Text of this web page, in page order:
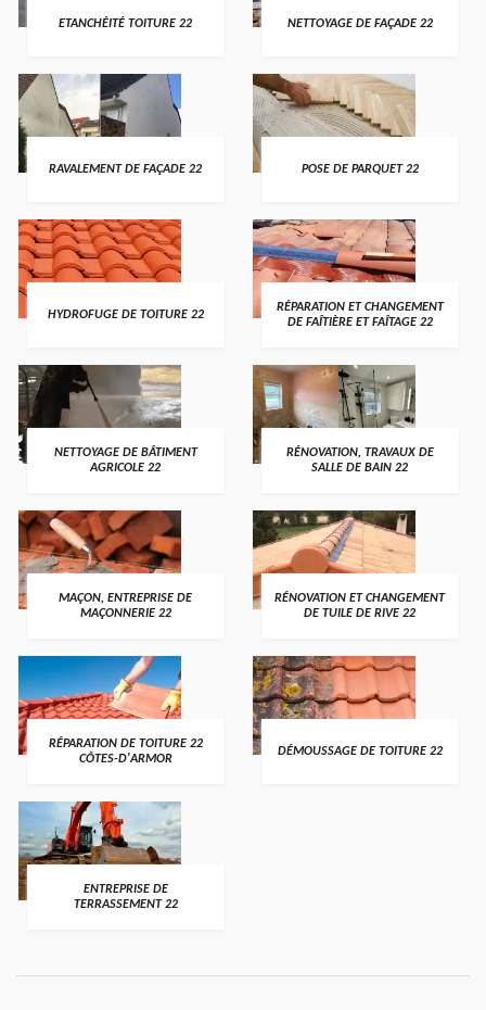
ETANCHÉITÉ TOITURE 22 NETTOYAGE DE FAÇADE 22
RAVALEMENT DE FAÇADE 22 POSE DE PARQUET 22
HYDROFUGE DE TOITURE 22
RÉPARATION ET CHANGEMENT
DE FAÎTIÈRE ET FAÎTAGE 22
NETTOYAGE DE BÂTIMENT
AGRICOLE 22
RÉNOVATION, TRAVAUX DE
SALLE DE BAIN 22
MAÇON, ENTREPRISE DE
MAÇONNERIE 22
RÉNOVATION ET CHANGEMENT
DE TUILE DE RIVE 22
RÉPARATION DE TOITURE 22
CÔTES-D'ARMOR
DÉMOUSSAGE DE TOITURE 22
ENTREPRISE DE
TERRASSEMENT 22